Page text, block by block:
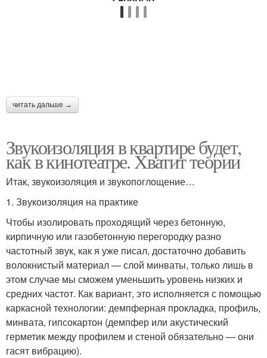
читать дальше →
Звукоизоляция в квартире будет,
как в кинотеатре. Хватит теории
Итак, звукоизоляция и звукопоглощение…
1. Звукоизоляция на практике
Чтобы изолировать проходящий через бетонную,
кирпичную или газобетонную перегородку разно
частотный звук, как я уже писал, достаточно добавить
волокнистый материал — слой минваты, только лишь в
этом случае мы сможем уменьшить уровень низких и
средних частот. Как вариант, это исполняется с помощью
каркасной технологии: демпферная прокладка, профиль,
минвата, гипсокартон (демпфер или акустический
герметик между профилем и стеной обязательно — они
гасят вибрацию).